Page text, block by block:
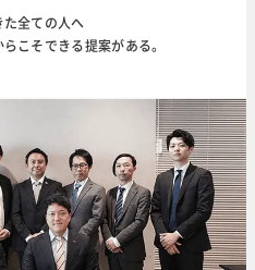
全ての人へ
こそできる提案がある。